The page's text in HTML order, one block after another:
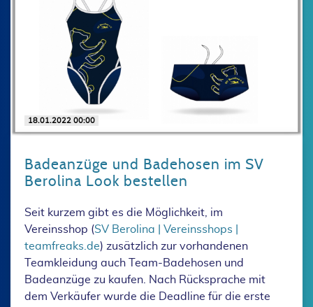
18.01.2022 00:00
Badeanzüge und Badehosen im SV
Berolina Look bestellen
Seit kurzem gibt es die Möglichkeit, im
Vereinsshop (SV Berolina | Vereinsshops |
teamfreaks.de) zusätzlich zur vorhandenen
Teamkleidung auch Team-Badehosen und
Badeanzüge zu kaufen. Nach Rücksprache mit
dem Verkäufer wurde die Deadline für die erste